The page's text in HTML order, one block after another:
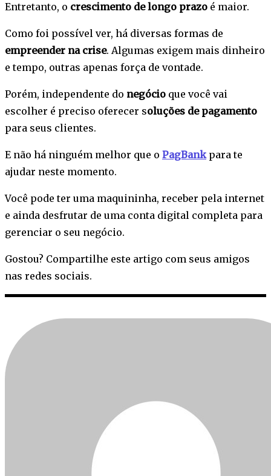
Entretanto, o crescimento de longo prazo é maior.
Como foi possível ver, há diversas formas de
empreender na crise. Algumas exigem mais dinheiro
e tempo, outras apenas força de vontade.
Porém, independente do negócio que você vai
escolher é preciso oferecer soluções de pagamento
para seus clientes.
E não há ninguém melhor que o PagBankpara te
ajudar neste momento.
Você pode ter uma maquininha, receber pela internet
e ainda desfrutar de uma conta digital completa para
gerenciar o seu negócio.
Gostou? Compartilhe este artigo com seus amigos
nas redes sociais.